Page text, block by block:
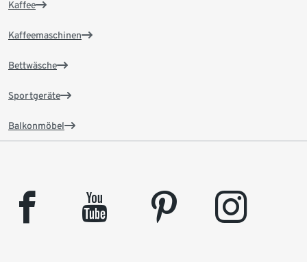
Kaffee
Kaffeemaschinen
Bettwäsche
Sportgeräte
Balkonmöbel
facebook youtube pinterest instagram